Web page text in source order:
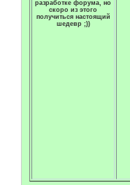
разработке форума, но
скоро из этого
получиться настоящий
шедевр ;))